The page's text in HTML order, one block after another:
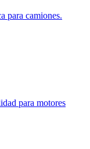
para camiones.
para motores